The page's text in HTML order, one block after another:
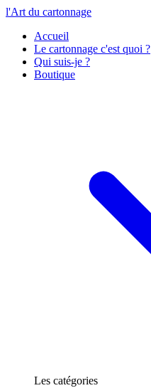
l'Art du cartonnage
Accueil
Le cartonnage c'est quoi ?
Qui suis-je ?
Boutique
Les catégories